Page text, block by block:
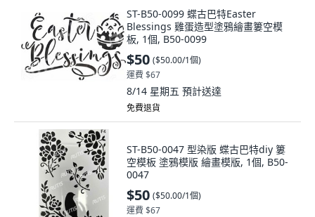
ST-B50-0099 蝶古巴特Easter
Blessings 雞蛋造型塗鴉繪畫簍空模
板, 1個, B50-0099
$50 ($50.00/1個)
運費 $67
8/14 星期五 預計送達
免費退貨
ST-B50-0047 型染版 蝶古巴特diy 簍
空模板 塗鴉模版 繪畫模版, 1個, B50-
0047
$50 ($50.00/1個)
運費 $67